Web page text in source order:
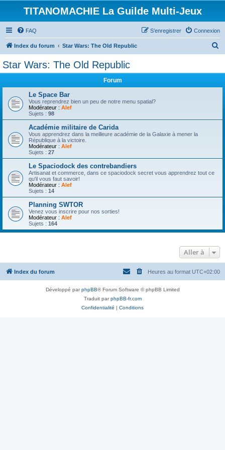
TITANOMACHIE La Guilde Multi-Jeux
FAQ Connexion
S’enregistrer
Index du forum Star Wars: The Old Republic
Star Wars: The Old Republic
Forum
Le Space Bar
Vous reprendrez bien un peu de notre menu spatial?
Modérateur : Alef
Sujets : 98
Académie militaire de Carida
Vous apprendrez dans la meilleure académie de la Galaxie à mener la
République à la victoire.
Modérateur : Alef
Sujets : 27
Le Spaciodock des contrebandiers
Artisanat et commerce, dans ce spaciodock secret vous apprendrez tout ce
qu'il vous faut savoir!
Modérateur : Alef
Sujets : 14
Planning SWTOR
Venez vous inscrire pour nos sorties!
Modérateur : Alef
Sujets : 164
Aller à
Index du forum Heures au format UTC+02:00
Développé parphpBB® Forum Software © phpBB Limited
Traduit parphpBB-fr.com
Confidentialité | Conditions